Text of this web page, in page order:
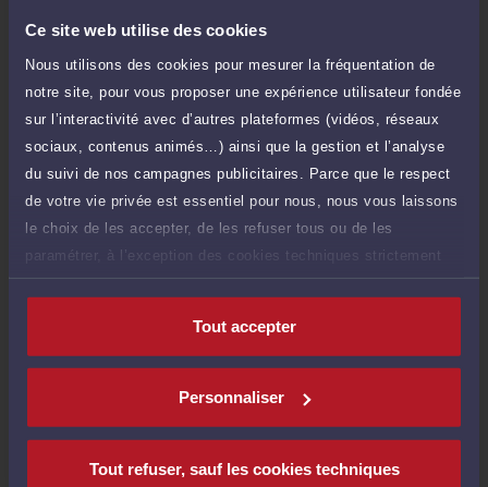
Ce site web utilise des cookies
Nous utilisons des cookies pour mesurer la fréquentation de
notre site, pour vous proposer une expérience utilisateur fondée
sur l’interactivité avec d’autres plateformes (vidéos, réseaux
sociaux, contenus animés…) ainsi que la gestion et l’analyse
du suivi de nos campagnes publicitaires. Parce que le respect
de votre vie privée est essentiel pour nous, nous vous laissons
le choix de les accepter, de les refuser tous ou de les
paramétrer, à l’exception des cookies techniques strictement
nécessaires au fonctionnement du site.
Tout accepter
Personnaliser
Tout refuser, sauf les cookies techniques
Compétences
Droit fiscal et droit douanier
Droit des sociétés
Langues